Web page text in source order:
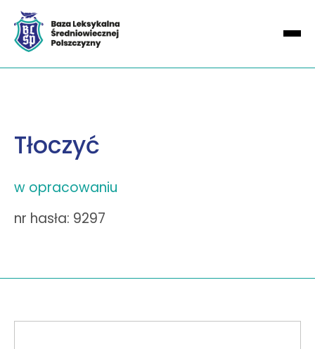
Tłoczyć
w opracowaniu
nr hasła: 9297